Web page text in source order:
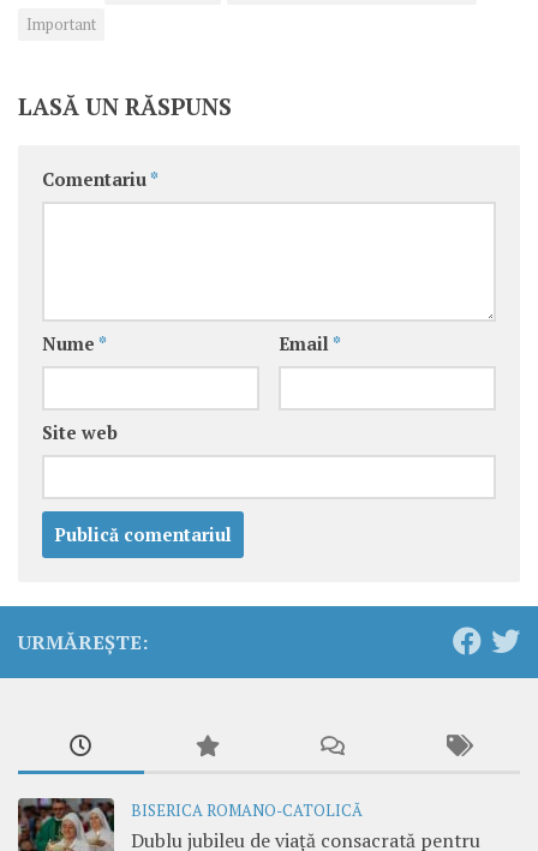
Important
LASĂ UN RĂSPUNS
Comentariu *
Nume * Email *
Site web
URMĂREȘTE:
BISERICA ROMANO-CATOLICĂ
Dublu jubileu de viață consacrată pentru